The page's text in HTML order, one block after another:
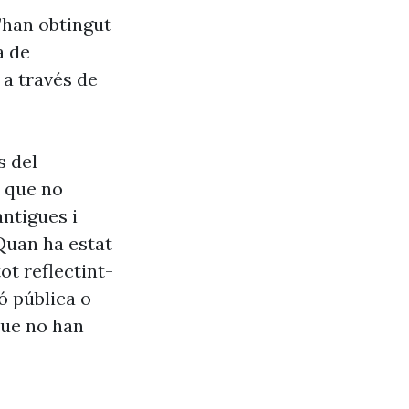
obtingut
de
través de
del
no
i
ha estat
tot reflectint-
pública o
no han